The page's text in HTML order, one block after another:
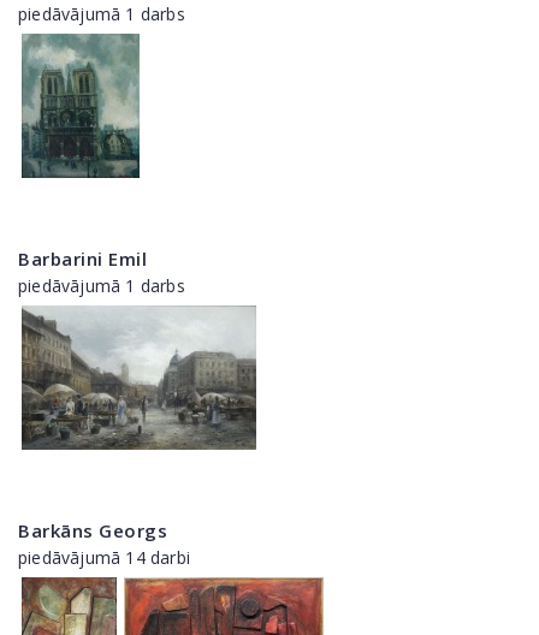
piedāvājumā 1 darbs
Barbarini Emil
piedāvājumā 1 darbs
Barkāns Georgs
piedāvājumā 14 darbi